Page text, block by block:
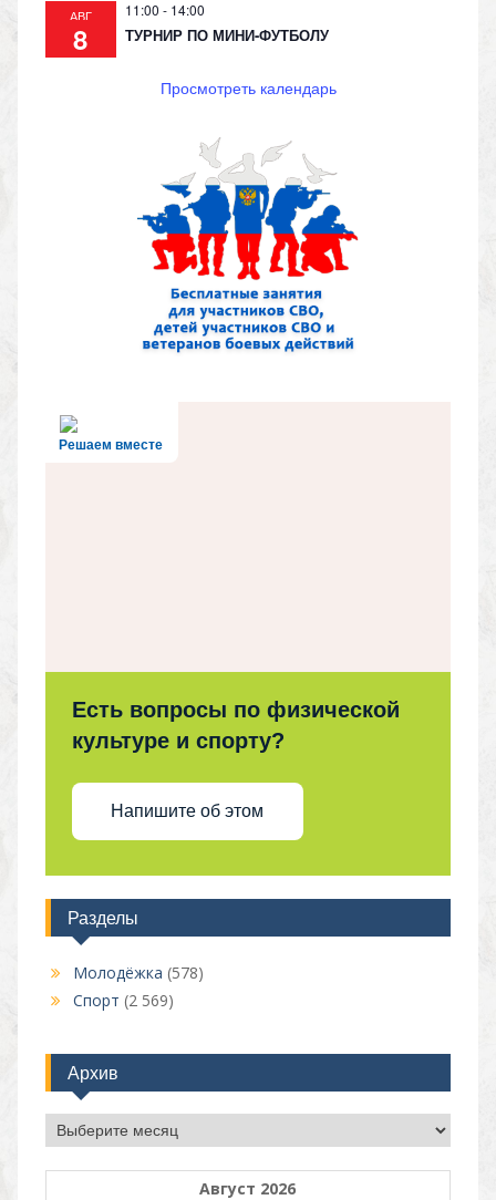
АВГ
8
11:00 - 14:00
ТУРНИР ПО МИНИ-ФУТБОЛУ
Просмотреть календарь
Решаем вместе
Есть вопросы по физической
культуре и спорту?
Напишите об этом
Разделы
Молодёжка (578)
Спорт (2 569)
Архив
Архив
Август 2026